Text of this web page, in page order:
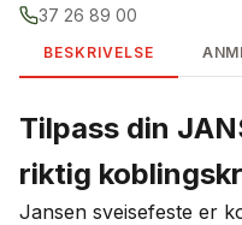
37 26 89 00
BESKRIVELSE
Tilpass din
riktig
Jansen sveisefeste er